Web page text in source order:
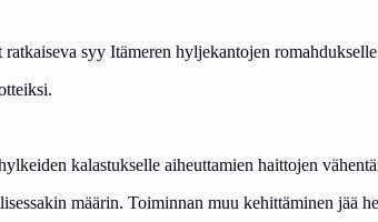
syy Itämeren hyljekantojen
kalastukselle aiheuttamien haittojen
määrin. Toiminnan muu kehittäminen jää